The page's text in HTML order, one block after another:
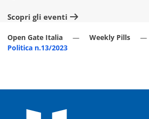
Scopri gli eventi
Open Gate Italia Weekly Pills
Politica n.13/2023